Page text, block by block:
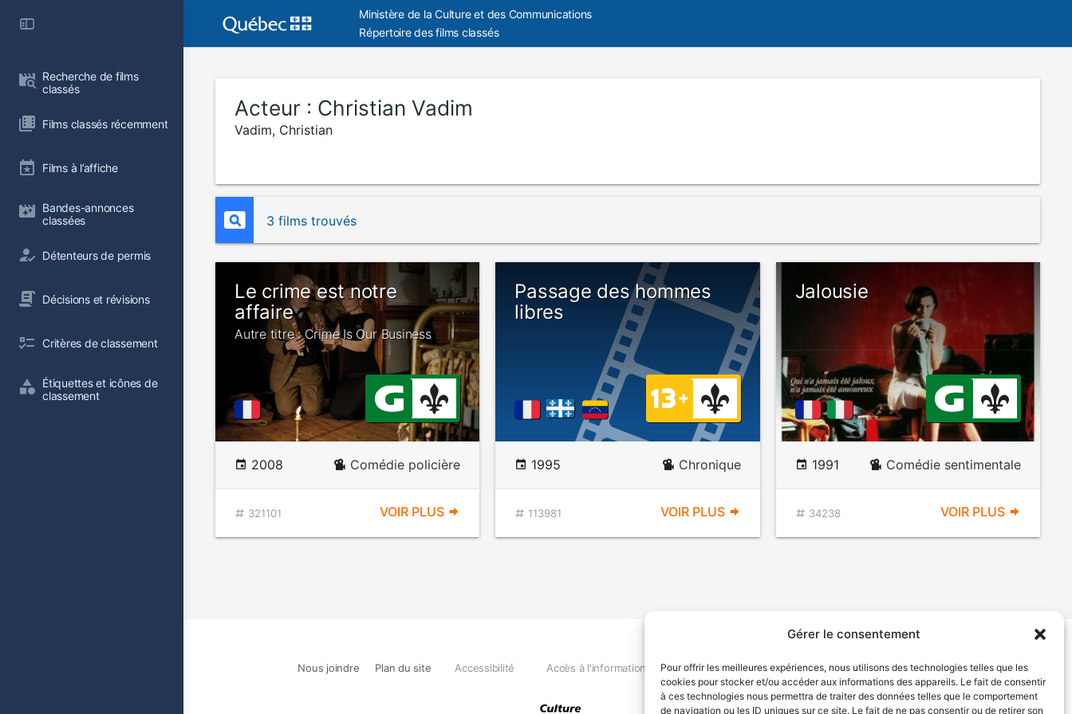
Gérer le consentement
Pour offrir les meilleures expériences, nous utilisons des technologies telles que les
cookies pour stocker et/ou accéder aux informations des appareils. Le fait de consentir
à ces technologies nous permettra de traiter des données telles que le comportement
de navigation ou les ID uniques sur ce site. Le fait de ne pas consentir ou de retirer son
Recherche de films
classés
Films classés récemment
Films à l’affiche
Bandes-annonces
classées
Détenteurs de permis
Décisions et révisions
Critères de classement
Étiquettes et icônes de
classement
Ministère de la Culture et des Communications
Répertoire des films classés
Acteur : Christian Vadim
Vadim, Christian
3 films trouvés
Le crime est notre
affaire
Autre titre : Crime Is Our Business
2008 Comédie policière
321101 VOIR PLUS
Passage des hommes
libres
1995 Chronique
113981 VOIR PLUS
Jalousie
1991 Comédie sentimentale
34238 VOIR PLUS
Nous joindre Plan du site Accessibilité Accès à l'information Déclaration de services Politique de confidentialité